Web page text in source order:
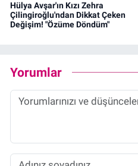
Hülya Avşar'ın Kızı Zehra
Çilingiroğlu'ndan Dikkat Çeken
Değişim! "Özüme Döndüm"
Yorumlar